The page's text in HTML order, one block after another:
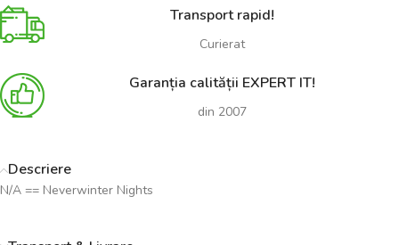
Transport rapid!
Curierat
Garanția calității EXPERT IT!
din 2007
Descriere
N/A == Neverwinter Nights